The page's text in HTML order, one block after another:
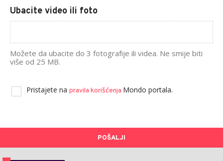
Ubacite video ili foto
Možete da ubacite do 3 fotografije ili videa. Ne smije biti
više od 25 MB.
Pristajete na pravila korišćenja Mondo portala.
POŠALJI